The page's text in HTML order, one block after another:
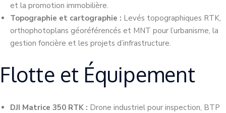
et la promotion immobilière.
Topographie et cartographie : Levés topographiques RTK,
orthophotoplans géoréférencés et MNT pour l’urbanisme, la
gestion foncière et les projets d’infrastructure.
Flotte et Équipement
DJI Matrice 350 RTK : Drone industriel pour inspection, BTP